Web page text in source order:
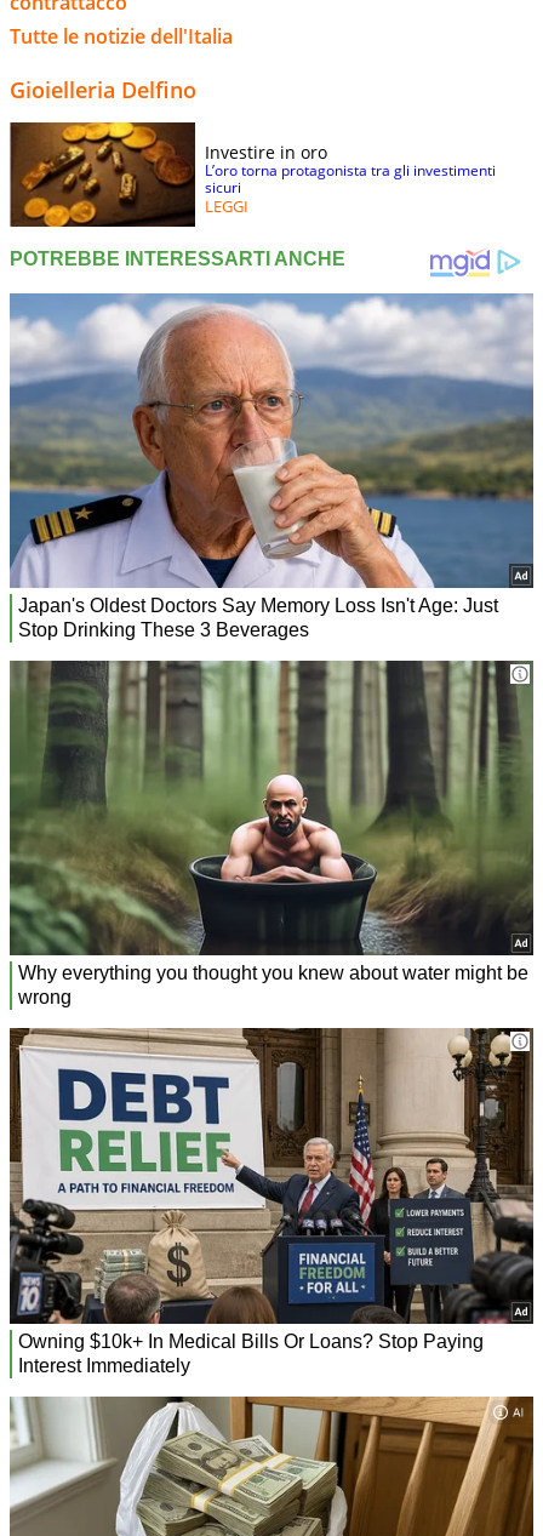
Tutte le notizie dell'Italia
Gioielleria Delfino
Investire in oro
L’oro torna protagonista tra gli investimenti
sicuri
LEGGI